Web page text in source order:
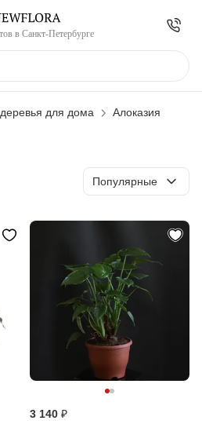
в Санкт-Петербурге
для дома Алоказия
Сортировка
Популярные
3 140 ₽